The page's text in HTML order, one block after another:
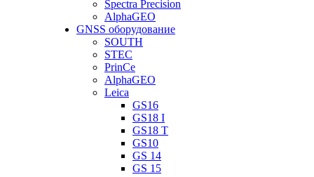
Spectra Precision
AlphaGEO
GNSS оборудование
SOUTH
STEC
PrinCe
AlphaGEO
Leica
GS16
GS18 I
GS18 T
GS10
GS 14
GS 15